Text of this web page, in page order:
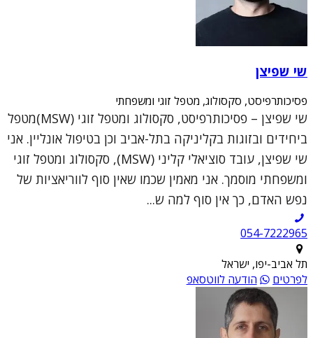
שי שפיצן
פסיכותרפיסט, סקסולוג, מטפל זוגי ומשפחתי
שי שפיצן – פסיכותרפיסט, סקסולוג ומטפל זוגי (MSW)מטפל
ביחידים ובזוגות בקליניקה בתל-אביב וכן בטיפול אונליין. אני
שי שפיצן, עובד סוציאלי קליני (MSW), סקסולוג ומטפל זוגי
ומשפחתי מוסמך. אני מאמין שכמו שאין סוף לווריאציות של
נפש האדם, כך אין סוף למה ש...
054-7222965
תל אביב-יפו, ישראל
לפרטים
הודעה לווטסאפ